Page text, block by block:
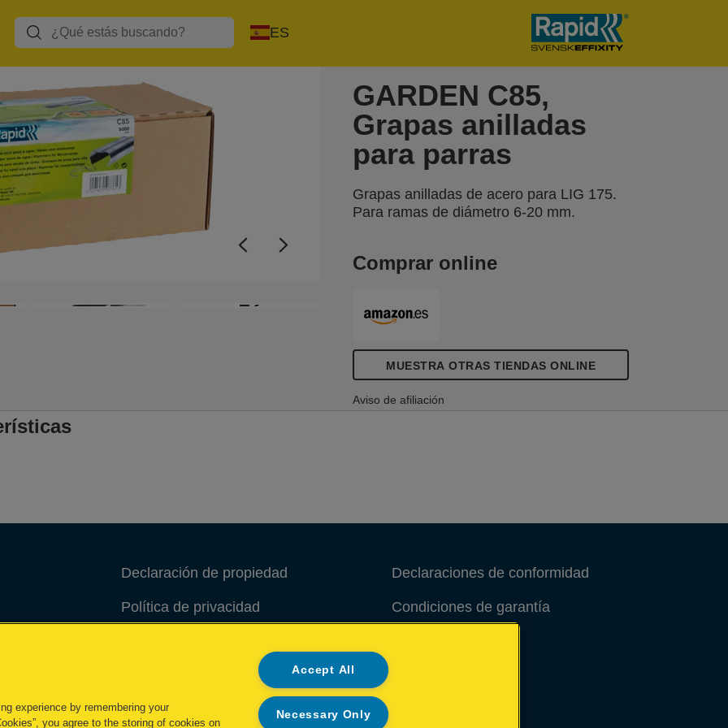
ES
+2
GARDEN C85,
Grapas anilladas
para parras
Grapas anilladas de acero para LIG 175.
Para ramas de diámetro 6-20 mm.
Comprar online
MUESTRA OTRAS TIENDAS ONLINE
Aviso de afiliación
Declaración de propiedad
Política de privacidad
Administrar mis datos
Declaraciones de conformidad
Condiciones de garantía
experience by remembering your
you agree to the storing of cookies on
Accept All
Necessary Only